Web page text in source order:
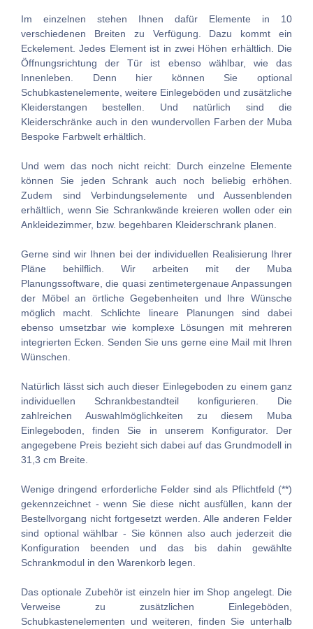
Im einzelnen stehen Ihnen dafür Elemente in 10
verschiedenen Breiten zu Verfügung. Dazu kommt ein
Eckelement. Jedes Element ist in zwei Höhen erhältlich. Die
Öffnungsrichtung der Tür ist ebenso wählbar, wie das
Innenleben. Denn hier können Sie optional
Schubkastenelemente, weitere Einlegeböden und zusätzliche
Kleiderstangen bestellen. Und natürlich sind die
Kleiderschränke auch in den wundervollen Farben der Muba
Bespoke Farbwelt erhältlich.
Und wem das noch nicht reicht: Durch einzelne Elemente
können Sie jeden Schrank auch noch beliebig erhöhen.
Zudem sind Verbindungselemente und Aussenblenden
erhältlich, wenn Sie Schrankwände kreieren wollen oder ein
Ankleidezimmer, bzw. begehbaren Kleiderschrank planen.
Gerne sind wir Ihnen bei der individuellen Realisierung Ihrer
Pläne behilflich. Wir arbeiten mit der Muba
Planungssoftware, die quasi zentimetergenaue Anpassungen
der Möbel an örtliche Gegebenheiten und Ihre Wünsche
möglich macht. Schlichte lineare Planungen sind dabei
ebenso umsetzbar wie komplexe Lösungen mit mehreren
integrierten Ecken. Senden Sie uns gerne eine Mail mit Ihren
Wünschen.
Natürlich lässt sich auch dieser Einlegeboden zu einem ganz
individuellen Schrankbestandteil konfigurieren. Die
zahlreichen Auswahlmöglichkeiten zu diesem Muba
Einlegeboden, finden Sie in unserem Konfigurator. Der
angegebene Preis bezieht sich dabei auf das Grundmodell in
31,3 cm Breite.
Wenige dringend erforderliche Felder sind als Pflichtfeld (**)
gekennzeichnet - wenn Sie diese nicht ausfüllen, kann der
Bestellvorgang nicht fortgesetzt werden. Alle anderen Felder
sind optional wählbar - Sie können also auch jederzeit die
Konfiguration beenden und das bis dahin gewählte
Schrankmodul in den Warenkorb legen.
Das optionale Zubehör ist einzeln hier im Shop angelegt. Die
Verweise zu zusätzlichen Einlegeböden,
Schubkastenelementen und weiteren, finden Sie unterhalb